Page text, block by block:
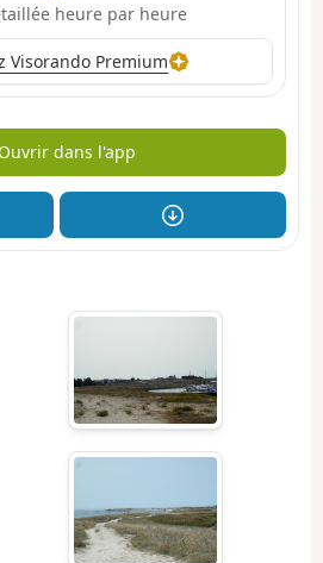
heure par heure
Visorando Premium
Ouvrir dans l'app